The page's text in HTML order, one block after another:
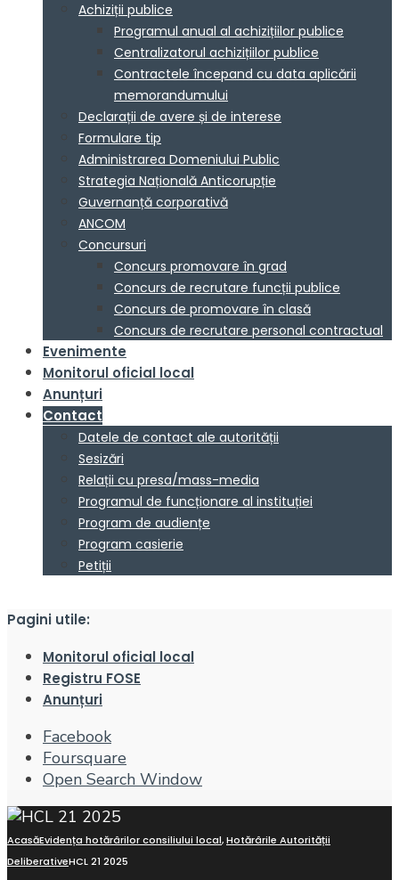
Achiziții publice
Programul anual al achizițiilor publice
Centralizatorul achizițiilor publice
Contractele începand cu data aplicării
memorandumului
Declarații de avere și de interese
Formulare tip
Administrarea Domeniului Public
Strategia Națională Anticorupție
Guvernanță corporativă
ANCOM
Concursuri
Concurs promovare în grad
Concurs de recrutare funcții publice
Concurs de promovare în clasă
Concurs de recrutare personal contractual
Evenimente
Monitorul oficial local
Anunțuri
Contact
Datele de contact ale autorității
Sesizări
Relații cu presa/mass-media
Programul de funcționare al instituției
Program de audiențe
Program casierie
Petiții
Pagini utile:
Monitorul oficial local
Registru FOSE
Anunțuri
Facebook
Foursquare
Open Search Window
AcasăEvidența hotărârilor consiliului local,Hotărârile Autorității
DeliberativeHCL 21 2025